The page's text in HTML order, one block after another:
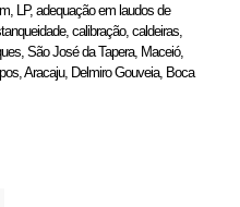
LP, adequação em laudos de
calibração, caldeiras,
São José da Tapera, Maceió,
Aracaju, Delmiro Gouveia, Boca